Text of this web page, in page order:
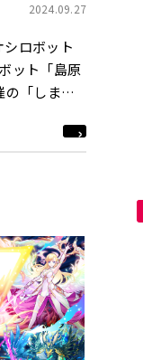
2024.09.27
シロボット
ット「島原
の「しまば